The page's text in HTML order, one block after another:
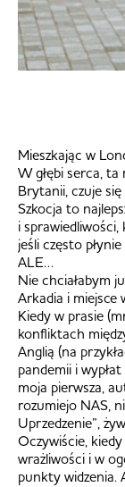
Mieszkając w
W głębi serca,
Brytanii, czuje
Szkocja to
i
jeśli często
ALE…
Nie chciałabym
Arkadia i miejsce
Kiedy w prasie
konfliktach
Anglią (na
pandemii i
moja pierwsza,
rozumiejo NAS,
Uprzedzenie”,
Oczywiście, kiedy
wrażliwości i w
punkty widzenia.